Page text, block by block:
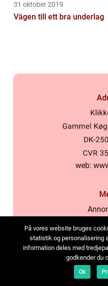
31 oktober 2019
Vägen till ett bra underlag
web:
På vores website bruges
statistik og personalisering
information deles med
godkender du
Ok